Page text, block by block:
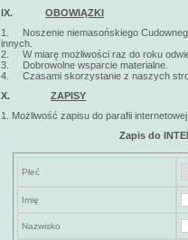
IX.
OBOWIĄZKI
1. Noszenie niemasońskiego
innych.
2. W miarę możliwości raz do roku
3. Dobrowolne wsparcie materialne.
4. Czasami skorzystanie z naszych
X. ZAPISY
1. Możliwość zapisu do parafii internetowej
Zapis do
Płeć
Imię
Nazwisko